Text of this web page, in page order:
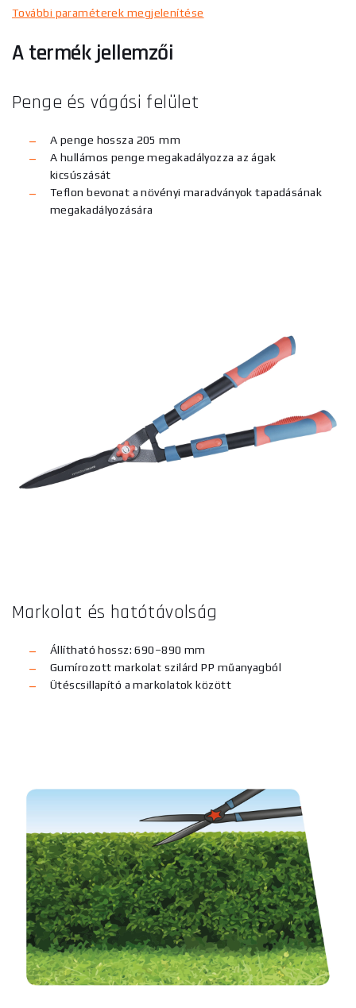
További paraméterek megjelenítése
A termék jellemzői
Penge és vágási felület
A penge hossza 205 mm
A hullámos penge megakadályozza az ágak
kicsúszását
Teflon bevonat a növényi maradványok tapadásának
megakadályozására
Markolat és hatótávolság
Állítható hossz: 690–890 mm
Gumírozott markolat szilárd PP műanyagból
Ütéscsillapító a markolatok között